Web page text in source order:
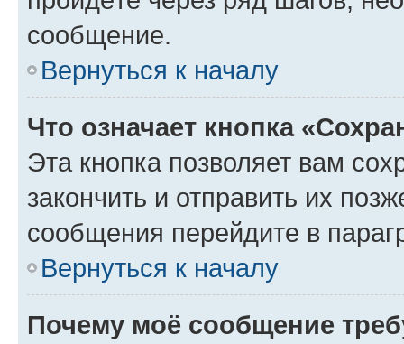
сообщение.
Вернуться к началу
Что означает кнопка
Эта кнопка позволяет вам
закончить и отправить их
сообщения перейдите в
Вернуться к началу
Почему моё сообщение